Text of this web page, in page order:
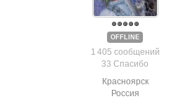
OFFLINE
1 405 сообщений
33 Спасибо
Красноярск
Россия